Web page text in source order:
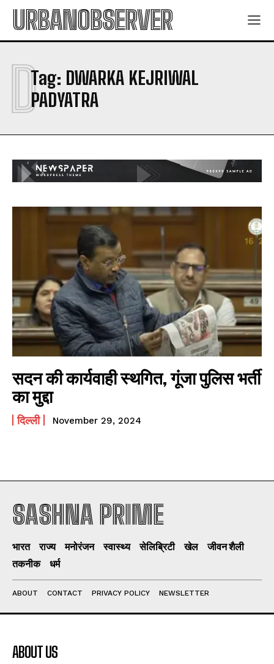
I WANT IN
URBANOBSERVER
Tag: DWARKA KEJRIWAL
PADYATRA
D
सदन की कार्यवाही स्थगित, गूंजा पुलिस भर्ती
का मुद्दा
दिल्ली November 29, 2024
SASHNA PRIME
भारत राज्य मनोरंजन स्वास्थ्य सेलिब्रिटी खेल
जीवन शैली
तकनीक
धर्म
ABOUT CONTACT PRIVACY POLICY NEWSLETTER
ABOUT US